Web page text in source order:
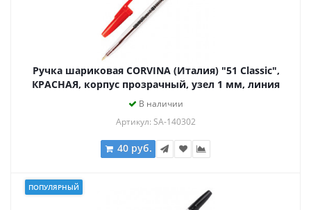
Ручка шариковая CORVINA (Италия) "51 Classic",
КРАСНАЯ, корпус прозрачный, узел 1 мм, линия
письма 0,7 мм, 40163/03
В наличии
Артикул: SA-140302
40 руб.
ПОПУЛЯРНЫЙ